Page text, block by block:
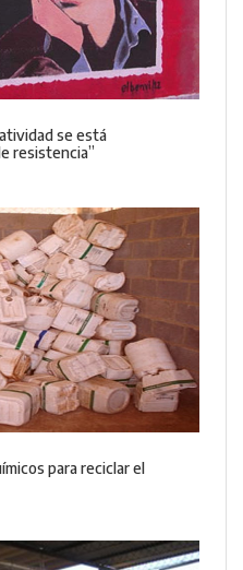
se está
resistencia”
para reciclar el